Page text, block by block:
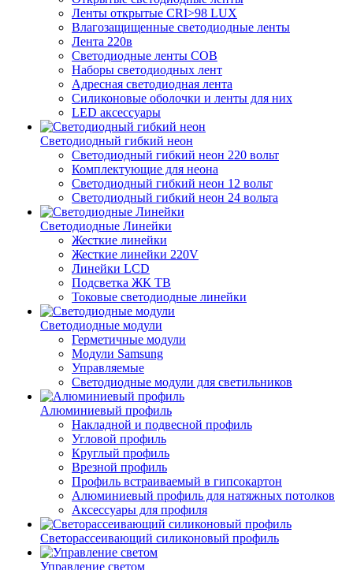
Ленты открытые CRI>98 LUX
Влагозащищенные светодиодные ленты
Лента 220в
Светодиодные ленты COB
Наборы светодиодных лент
Адресная светодиодная лента
Силиконовые оболочки и ленты для них
LED аксессуары
Светодиодный гибкий неон
Светодиодный гибкий неон 220 вольт
Комплектующие для неона
Светодиодный гибкий неон 12 вольт
Светодиодный гибкий неон 24 вольта
Светодиодные Линейки
Жесткие линейки
Жесткие линейки 220V
Линейки LCD
Подсветка ЖК ТВ
Токовые светодиодные линейки
Светодиодные модули
Герметичные модули
Модули Samsung
Управляемые
Светодиодные модули для светильников
Алюминиевый профиль
Накладной и подвесной профиль
Угловой профиль
Круглый профиль
Врезной профиль
Профиль встраиваемый в гипсокартон
Алюминиевый профиль для натяжных потолков
Аксессуары для профиля
Светорассеивающий силиконовый профиль
Управление светом